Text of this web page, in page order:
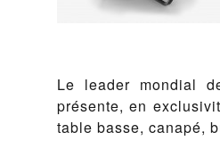
Le leader mondial
présente, en
table basse, canapé,